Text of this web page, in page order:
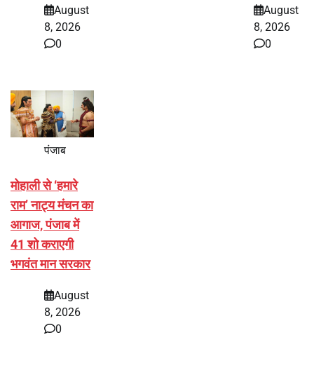
August
8, 2026
0
August
8, 2026
0
पंजाब
मोहाली से ‘हमारे
राम’ नाट्य मंचन का
आगाज, पंजाब में
41 शो कराएगी
भगवंत मान सरकार
August
8, 2026
0